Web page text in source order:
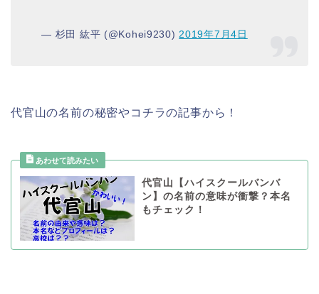
— 杉田 紘平 (@Kohei9230) 2019年7月4日
代官山の名前の秘密やコチラの記事から！
代官山【ハイスクールバンバ
ン】の名前の意味が衝撃？本名
もチェック！